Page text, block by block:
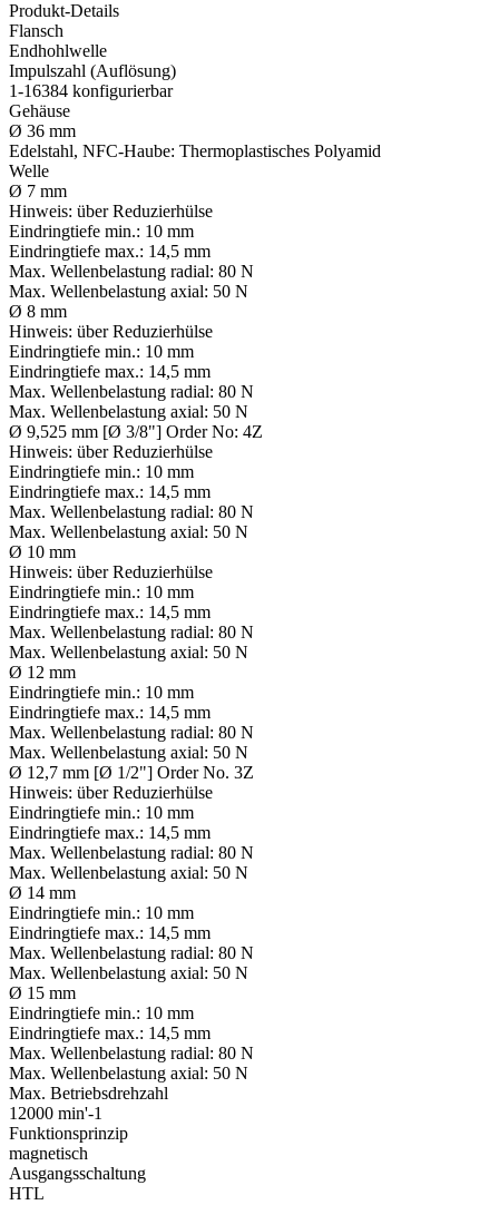
Produkt-Details
Flansch
Endhohlwelle
Impulszahl (Auflösung)
1-16384 konfigurierbar
Gehäuse
Ø 36 mm
Edelstahl, NFC-Haube: Thermoplastisches Polyamid
Welle
Ø 7 mm
Hinweis: über Reduzierhülse
Eindringtiefe min.: 10 mm
Eindringtiefe max.: 14,5 mm
Max. Wellenbelastung radial: 80 N
Max. Wellenbelastung axial: 50 N
Ø 8 mm
Hinweis: über Reduzierhülse
Eindringtiefe min.: 10 mm
Eindringtiefe max.: 14,5 mm
Max. Wellenbelastung radial: 80 N
Max. Wellenbelastung axial: 50 N
Ø 9,525 mm [Ø 3/8"] Order No: 4Z
Hinweis: über Reduzierhülse
Eindringtiefe min.: 10 mm
Eindringtiefe max.: 14,5 mm
Max. Wellenbelastung radial: 80 N
Max. Wellenbelastung axial: 50 N
Ø 10 mm
Hinweis: über Reduzierhülse
Eindringtiefe min.: 10 mm
Eindringtiefe max.: 14,5 mm
Max. Wellenbelastung radial: 80 N
Max. Wellenbelastung axial: 50 N
Ø 12 mm
Eindringtiefe min.: 10 mm
Eindringtiefe max.: 14,5 mm
Max. Wellenbelastung radial: 80 N
Max. Wellenbelastung axial: 50 N
Ø 12,7 mm [Ø 1/2"] Order No. 3Z
Hinweis: über Reduzierhülse
Eindringtiefe min.: 10 mm
Eindringtiefe max.: 14,5 mm
Max. Wellenbelastung radial: 80 N
Max. Wellenbelastung axial: 50 N
Ø 14 mm
Eindringtiefe min.: 10 mm
Eindringtiefe max.: 14,5 mm
Max. Wellenbelastung radial: 80 N
Max. Wellenbelastung axial: 50 N
Ø 15 mm
Eindringtiefe min.: 10 mm
Eindringtiefe max.: 14,5 mm
Max. Wellenbelastung radial: 80 N
Max. Wellenbelastung axial: 50 N
Max. Betriebsdrehzahl
12000 min'-1
Funktionsprinzip
magnetisch
Ausgangsschaltung
HTL